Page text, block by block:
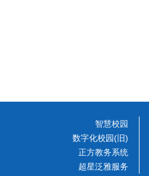
智慧校园
数字化校园(旧)
正方教务系统
超星泛雅服务